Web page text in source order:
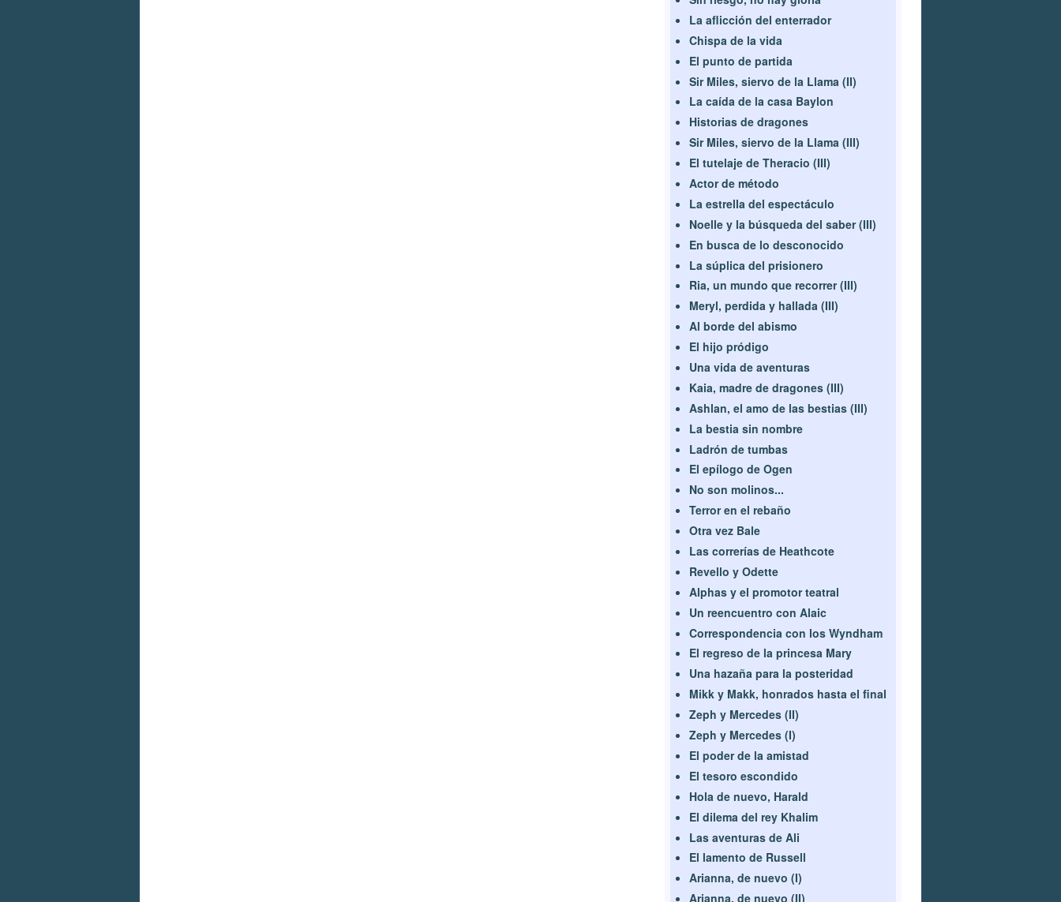
La aflicción del enterrador
Chispa de la vida
El punto de partida
Sir Miles, siervo de la Llama (II)
La caída de la casa Baylon
Historias de dragones
Sir Miles, siervo de la Llama (III)
El tutelaje de Theracio (III)
Actor de método
La estrella del espectáculo
Noelle y la búsqueda del saber (III)
En busca de lo desconocido
La súplica del prisionero
Ria, un mundo que recorrer (III)
Meryl, perdida y hallada (III)
Al borde del abismo
El hijo pródigo
Una vida de aventuras
Kaia, madre de dragones (III)
Ashlan, el amo de las bestias (III)
La bestia sin nombre
Ladrón de tumbas
El epílogo de Ogen
No son molinos...
Terror en el rebaño
Otra vez Bale
Las correrías de Heathcote
Revello y Odette
Alphas y el promotor teatral
Un reencuentro con Alaic
Correspondencia con los Wyndham
El regreso de la princesa Mary
Una hazaña para la posteridad
Mikk y Makk, honrados hasta el final
Zeph y Mercedes (II)
Zeph y Mercedes (I)
El poder de la amistad
El tesoro escondido
Hola de nuevo, Harald
El dilema del rey Khalim
Las aventuras de Ali
El lamento de Russell
Arianna, de nuevo (I)
Arianna, de nuevo (II)